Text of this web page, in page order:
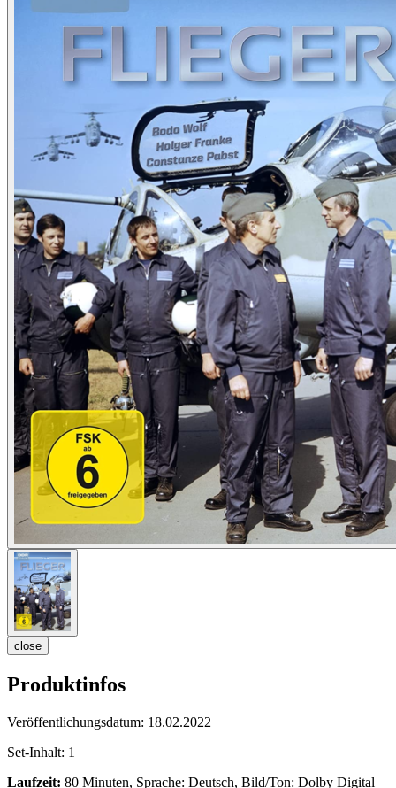
close
Produktinfos
Veröffentlichungsdatum: 18.02.2022
Set-Inhalt: 1
Laufzeit: 80 Minuten, Sprache: Deutsch, Bild/Ton: Dolby Digital